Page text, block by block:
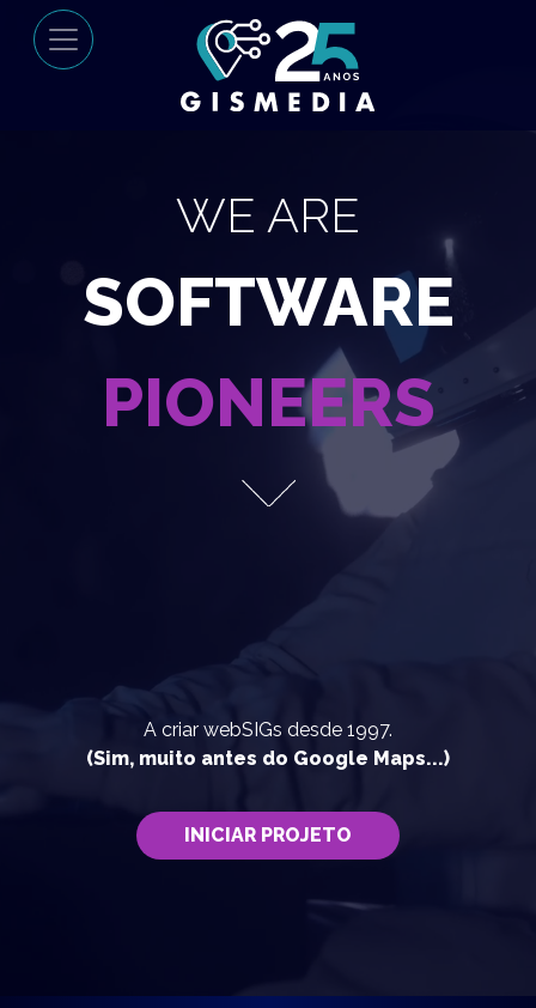
WE ARE
SOFTWARE
PIONEERS
A criar webSIGs desde 1997.
(Sim, muito antes do Google Maps...)
INICIAR PROJETO